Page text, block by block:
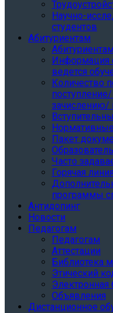
Научно-
студентов
Абитуриентам
Абитуриентам
Информация
ведется
Количество
зачислению/
Пакет
Часто
Горячая линия
программы
Антидопинг
Новости
Педагогам
Педагогам
Аттестации
Библиотека
Этический
Электронная
Объявления
Дистанционное